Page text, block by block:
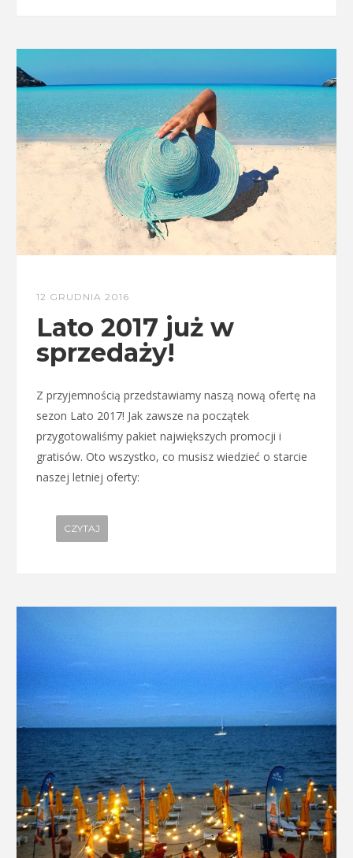
12 GRUDNIA 2016
Lato 2017 już w
sprzedaży!
Z przyjemnością przedstawiamy naszą nową ofertę na
sezon Lato 2017! Jak zawsze na początek
przygotowaliśmy pakiet największych promocji i
gratisów. Oto wszystko, co musisz wiedzieć o starcie
naszej letniej oferty:
CZYTAJ